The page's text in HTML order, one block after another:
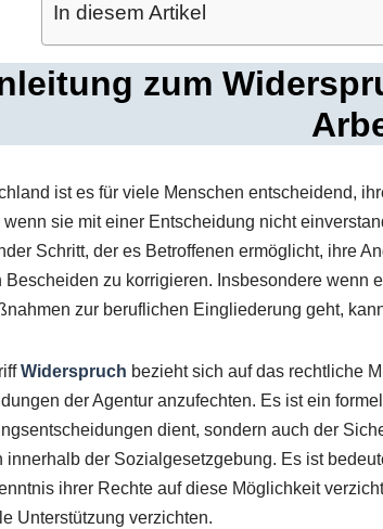
In diesem Artikel
zum
ist es für viele Menschen entscheidend,
wenn sie mit einer Entscheidung nicht
Schritt, der es Betroffenen ermöglicht, ihre
Bescheiden zu korrigieren. Insbesondere wenn
zur beruflichen Eingliederung geht,
Widerspruch bezieht sich auf das rechtliche
der Agentur anzufechten. Es ist ein
dient, sondern auch der
innerhalb der Sozialgesetzgebung. Es ist
ihrer Rechte auf diese Möglichkeit
Unterstützung verzichten.